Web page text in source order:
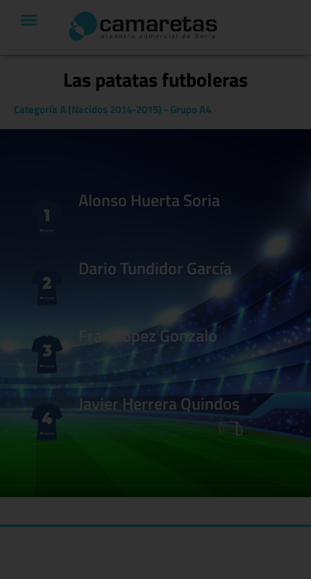
Las patatas futboleras
Categoría A (Nacidos 2014-2015) - Grupo A4
Alonso Huerta Soria
Dario Tundidor García
Fran López Gonzalo
Javier Herrera Quindos